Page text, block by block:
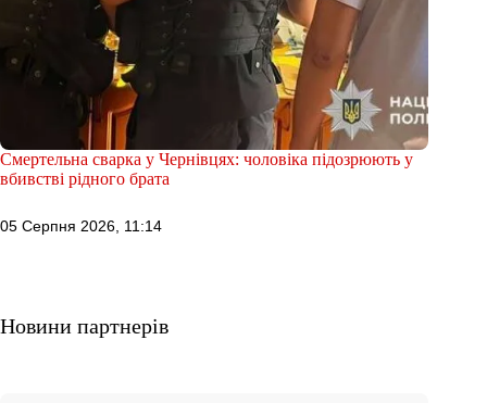
Смертельна сварка у Чернівцях: чоловіка підозрюють у
вбивстві рідного брата
05 Серпня 2026, 11:14
Новини партнерів